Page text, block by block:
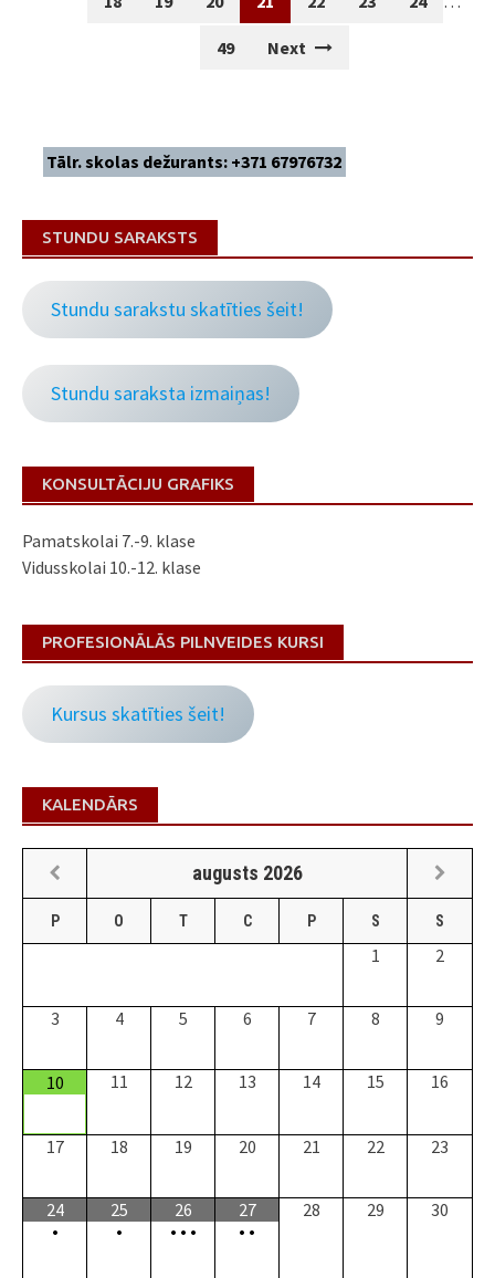
49 Next
Tālr. skolas dežurants: +371 67976732
STUNDU SARAKSTS
Stundu sarakstu skatīties šeit!
Stundu saraksta izmaiņas!
KONSULTĀCIJU GRAFIKS
Pamatskolai 7.-9. klase
Vidusskolai 10.-12. klase
PROFESIONĀLĀS PILNVEIDES KURSI
Kursus skatīties šeit!
KALENDĀRS
augusts 2026
P O T C P S S
1 2
3 4 5 6 7 8 9
10 11 12 13 14 15 16
17 18 19 20 21 22 23
24
•
25
•
26
• • •
27
• •
28 29 30